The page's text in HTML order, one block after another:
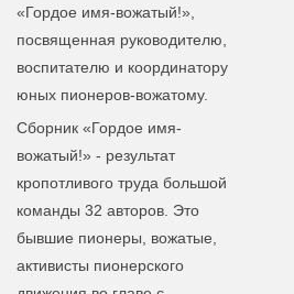
«Гордое имя-вожатый!»,
посвященная руководителю,
воспитателю и координатору
юных пионеров-вожатому.
Сборник «Гордое имя-
вожатый!» - результат
кропотливого труда большой
команды 32 авторов. Это
бывшие пионеры, вожатые,
активисты пионерского